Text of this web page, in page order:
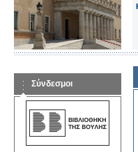
Σύνδεσμοι